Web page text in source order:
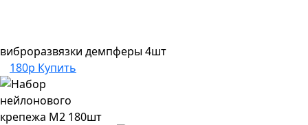
виброразвязки демпферы 4шт
180р Купить